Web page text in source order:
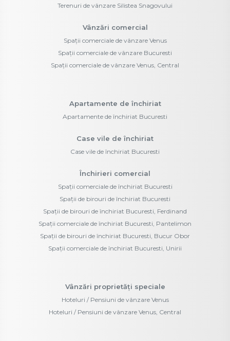
Terenuri de vânzare Silistea Snagovului
Vânzări comercial
Spații comerciale de vânzare Venus
Spații comerciale de vânzare Bucuresti
Spații comerciale de vânzare Venus, Central
Apartamente de închiriat
Apartamente de închiriat Bucuresti
Case vile de închiriat
Case vile de închiriat Bucuresti
Închirieri comercial
Spații comerciale de închiriat Bucuresti
Spații de birouri de închiriat Bucuresti
Spații de birouri de închiriat Bucuresti, Ferdinand
Spații comerciale de închiriat Bucuresti, Pantelimon
Spații de birouri de închiriat Bucuresti, Bucur Obor
Spații comerciale de închiriat Bucuresti, Unirii
Vânzări proprietăți speciale
Hoteluri / Pensiuni de vânzare Venus
Hoteluri / Pensiuni de vânzare Venus, Central